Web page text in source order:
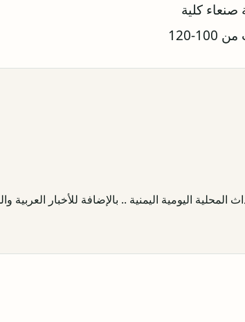
صنعاء كلية
اليومية اليمنية .. بالإضافة للأخبار العربية